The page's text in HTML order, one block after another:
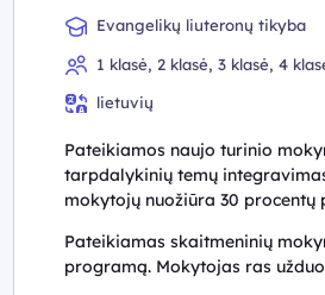
Evangelikų liuteronų tikyba
1 klasė, 2 klasė, 3 klasė, 4
lietuvių
Pateikiamos naujo turinio
tarpdalykinių temų
mokytojų nuožiūra 30
Pateikiamas skaitmeninių
programą. Mokytojas ras